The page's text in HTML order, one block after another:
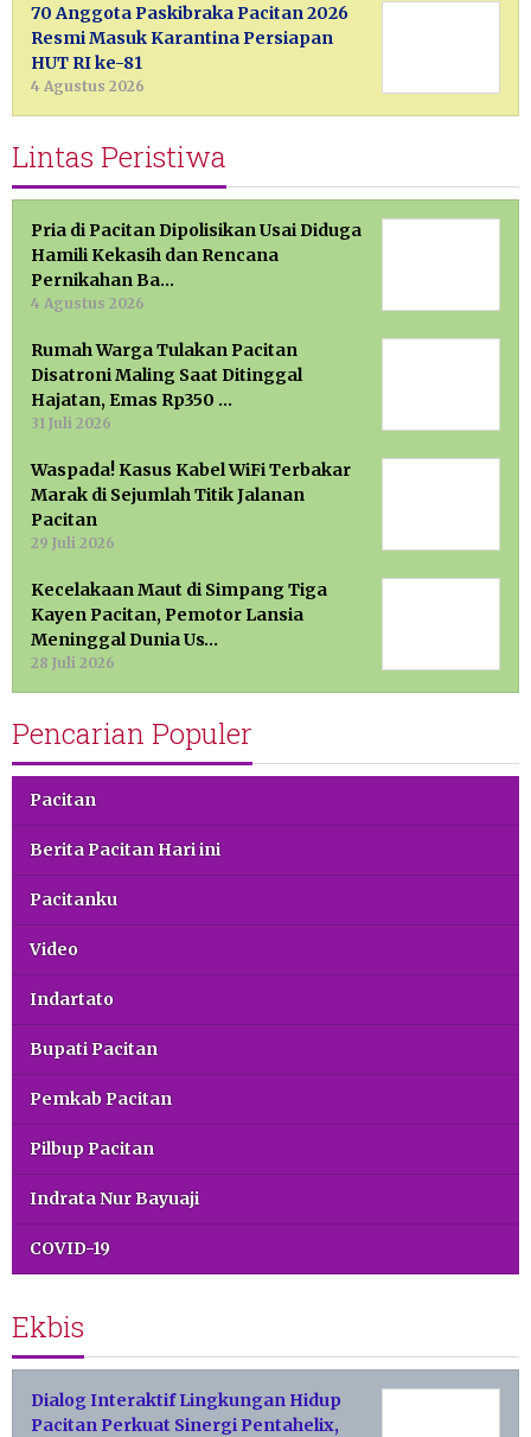
70 Anggota Paskibraka Pacitan 2026
Resmi Masuk Karantina Persiapan
HUT RI ke-81
4 Agustus 2026
Lintas Peristiwa
Pria di Pacitan Dipolisikan Usai Diduga
Hamili Kekasih dan Rencana
Pernikahan Ba…
4 Agustus 2026
Rumah Warga Tulakan Pacitan
Disatroni Maling Saat Ditinggal
Hajatan, Emas Rp350 …
31 Juli 2026
Waspada! Kasus Kabel WiFi Terbakar
Marak di Sejumlah Titik Jalanan
Pacitan
29 Juli 2026
Kecelakaan Maut di Simpang Tiga
Kayen Pacitan, Pemotor Lansia
Meninggal Dunia Us…
28 Juli 2026
Pencarian Populer
Pacitan
Berita Pacitan Hari ini
Pacitanku
Video
Indartato
Bupati Pacitan
Pemkab Pacitan
Pilbup Pacitan
Indrata Nur Bayuaji
COVID-19
Ekbis
Dialog Interaktif Lingkungan Hidup
Pacitan Perkuat Sinergi Pentahelix,